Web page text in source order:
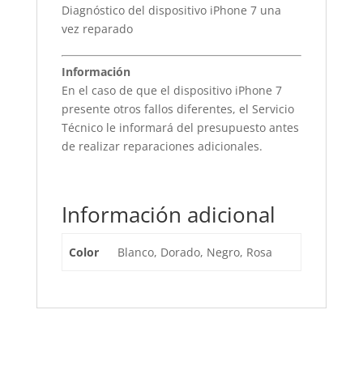
Diagnóstico del dispositivo iPhone 7 una
vez reparado
Información
En el caso de que el dispositivo iPhone 7
presente otros fallos diferentes, el Servicio
Técnico le informará del presupuesto antes
de realizar reparaciones adicionales.
Información adicional
Color Blanco, Dorado, Negro, Rosa